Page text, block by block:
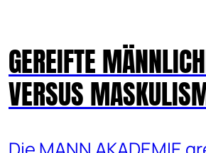
GEREIFTE
VERSUS